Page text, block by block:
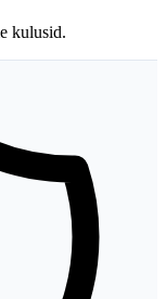
kulusid.